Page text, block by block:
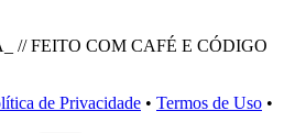
// FEITO COM CAFÉ E CÓDIGO
de Privacidade • Termos de Uso •